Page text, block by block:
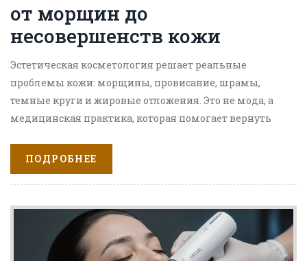
от морщин до
несовершенств кожи
Эстетическая косметология решает реальные
проблемы кожи: морщины, провисание, шрамы,
темные круги и жировые отложения. Это не мода, а
медицинская практика, которая помогает вернуть
ПОДРОБНЕЕ